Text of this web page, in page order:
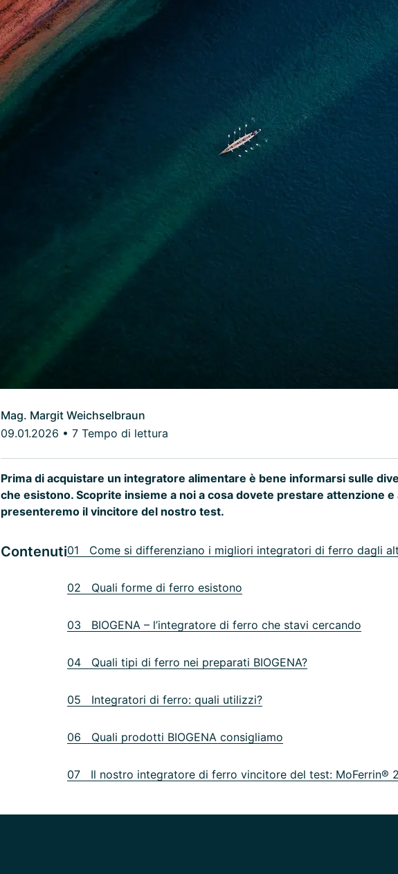
Mag. Margit Weichselbraun
09.01.2026 • 7 Tempo di lettura
Prima di acquistare un integratore alimentare è bene informarsi sulle
che esistono. Scoprite insieme a noi a cosa dovete prestare attenzione e
presenteremo il vincitore del nostro test.
Contenuti01 Come si differenziano i migliori integratori di ferro dagli
02 Quali forme di ferro esistono
03 BIOGENA – l’integratore di ferro che stavi cercando
04 Quali tipi di ferro nei preparati BIOGENA?
05 Integratori di ferro: quali utilizzi?
06 Quali prodotti BIOGENA consigliamo
07 Il nostro integratore di ferro vincitore del test: MoFerrin®